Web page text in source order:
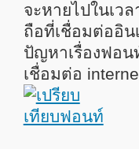
จะหายไปในเว
ถือที่เชื่อมต่ออิน
ปัญหาเรื่องฟอน
เชื่อมต่อ